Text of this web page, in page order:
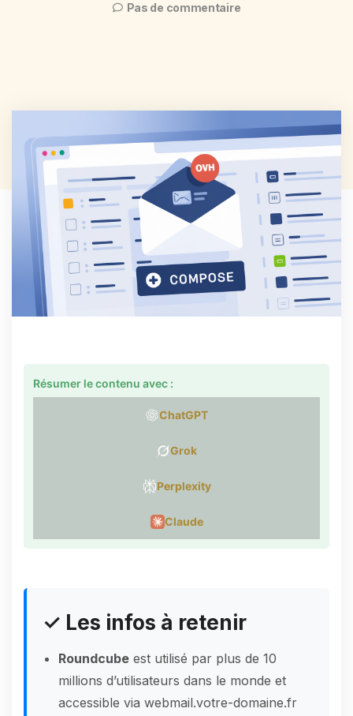
Pas de commentaire
Résumer le contenu avec :
ChatGPT
Grok
Perplexity
Claude
✓ Les infos à retenir
Roundcube est utilisé par plus de 10
millions d’utilisateurs dans le monde et
accessible via webmail.votre-domaine.fr